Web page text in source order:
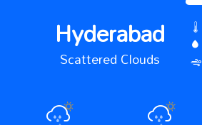
Hyderabad
Scattered Clouds